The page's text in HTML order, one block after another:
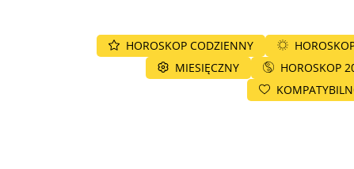
HOROSKOP CODZIENNY
MIESIĘCZNY
HOROSKOP